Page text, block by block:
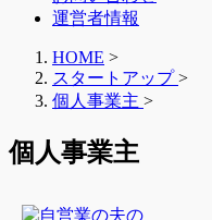
運営者情報
HOME >
スタートアップ >
個人事業主 >
個人事業主